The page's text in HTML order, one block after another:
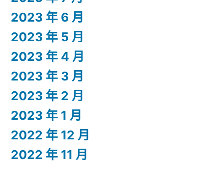
2023 年 6 月
2023 年 5 月
2023 年 4 月
2023 年 3 月
2023 年 2 月
2023 年 1 月
2022 年 12 月
2022 年 11 月